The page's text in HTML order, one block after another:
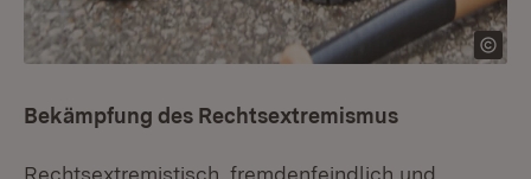
Bekämpfung des Rechtsextremismus
Rechtsextremistisch, fremdenfeindlich und